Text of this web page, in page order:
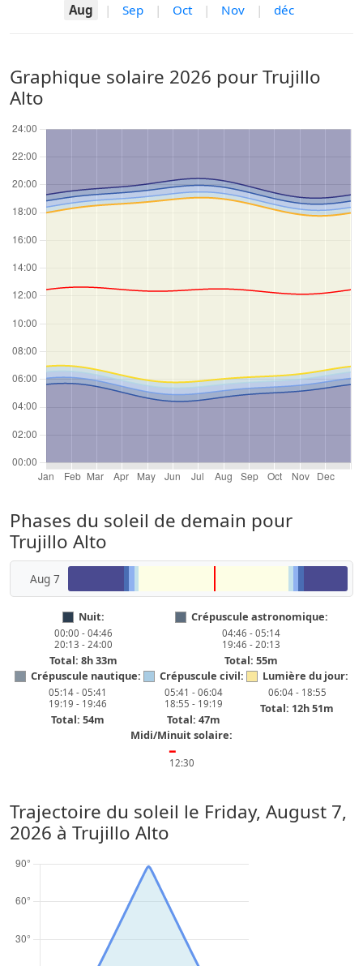
Aug
| Sep | Oct | Nov | déc
Graphique solaire 2026 pour Trujillo
Alto
Phases du soleil de demain pour
Trujillo Alto
Aug 7
Nuit:
00:00 - 04:46
20:13 - 24:00
Total: 8h 33m
Crépuscule astronomique:
04:46 - 05:14
19:46 - 20:13
Total: 55m
Crépuscule nautique:
05:14 - 05:41
19:19 - 19:46
Total: 54m
Crépuscule civil:
05:41 - 06:04
18:55 - 19:19
Total: 47m
Lumière du jour:
06:04 - 18:55
Total: 12h 51m
Midi/Minuit solaire:
━
12:30
Trajectoire du soleil le Friday, August 7,
2026 à Trujillo Alto